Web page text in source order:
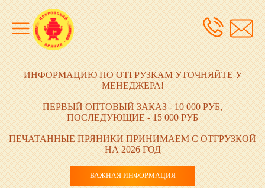
ИНФОРМАЦИЮ ПО ОТГРУЗКАМ УТОЧНЯЙТЕ У
МЕНЕДЖЕРА!
ПЕРВЫЙ ОПТОВЫЙ ЗАКАЗ - 10 000 РУБ,
ПОСЛЕДУЮЩИЕ - 15 000 РУБ
ПЕЧАТАННЫЕ ПРЯНИКИ ПРИНИМАЕМ С ОТГРУЗКОЙ
НА 2026 ГОД
ВАЖНАЯ ИНФОРМАЦИЯ